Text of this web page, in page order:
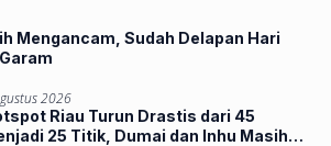
Mengancam, Sudah Delapan Hari
2026
Riau Turun Drastis dari 45
25 Titik, Dumai dan Inhu Masih